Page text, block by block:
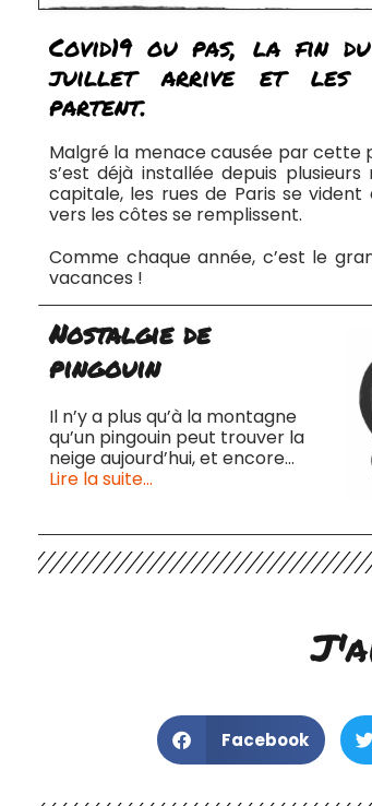
Covid19 ou pas, la fin
juillet arrive et les
partent.
Malgré la menace causée par cette
s’est déjà installée depuis
capitale, les rues de Paris se
vers les côtes se remplissent.
Comme chaque année, c’est le
vacances !
Nostalgie de
pingouin
Il n’y a plus qu’à la montagne
qu’un pingouin peut trouver la
neige aujourd’hui, et encore…
Lire la suite…
Facebook